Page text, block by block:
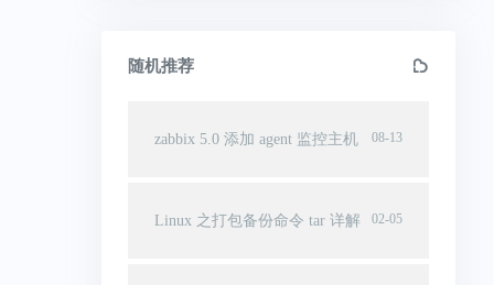
随机推荐
08-13
zabbix 5.0 添加 agent 监控主机
02-05
Linux 之打包备份命令 tar 详解